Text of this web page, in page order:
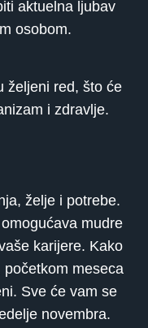
aktuelna ljubav
osobom.
željeni red, što će
i zdravlje.
želje i potrebe.
mudre
karijere. Kako
meseca
Sve će vam se
novembra.